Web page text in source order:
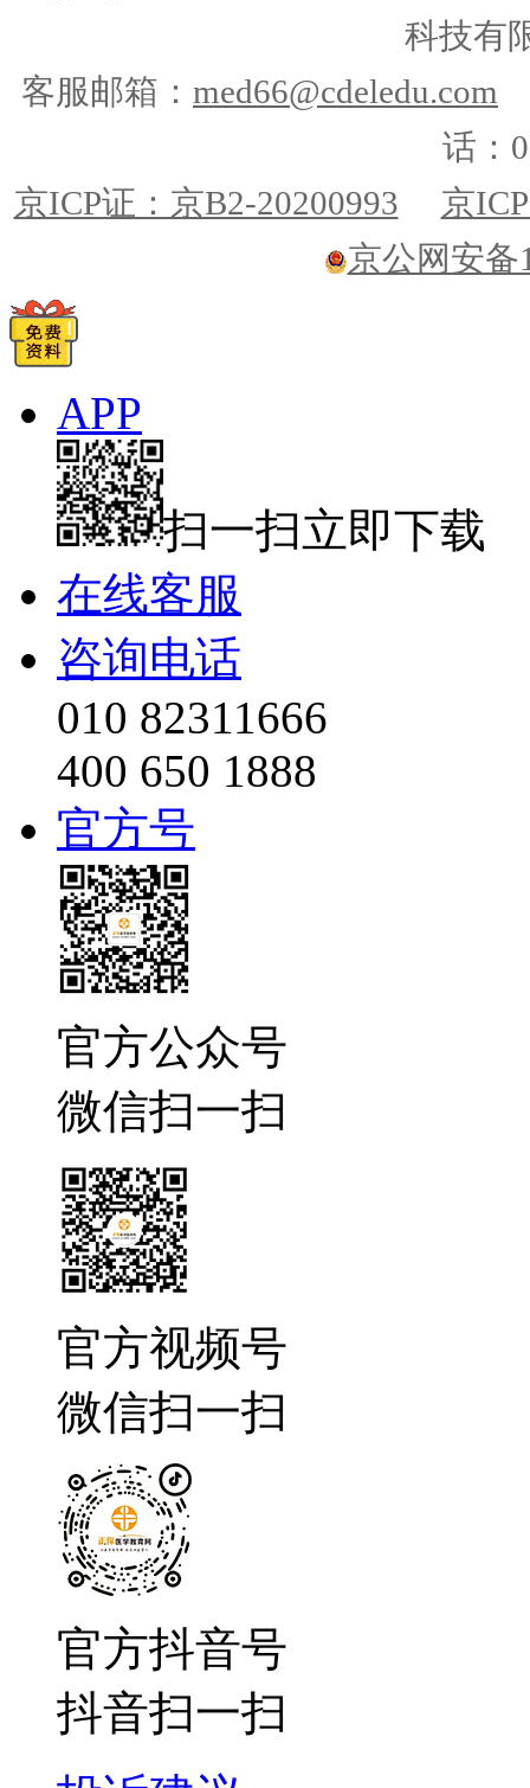
科技有
客服邮箱： med66@cdeledu.com
话：
京ICP证：京B2-20200993
京
京公网安备
APP
扫一扫立即下载
在线客服
咨询电话
010 82311666
400 650 1888
官方号
官方公众号
微信扫一扫
官方视频号
微信扫一扫
官方抖音号
抖音扫一扫